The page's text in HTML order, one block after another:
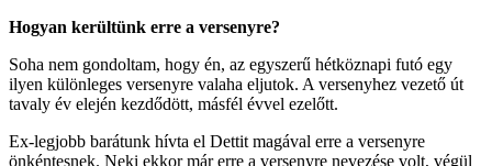
Hogyan kerültünk erre a versenyre?
Soha nem gondoltam, hogy én, az egyszerű hétköznapi futó egy
ilyen különleges versenyre valaha eljutok. A versenyhez vezető út
tavaly év elején kezdődött, másfél évvel ezelőtt.
Ex-legjobb barátunk hívta el Dettit magával erre a versenyre
önkéntesnek. Neki ekkor már erre a versenyre nevezése volt, végül